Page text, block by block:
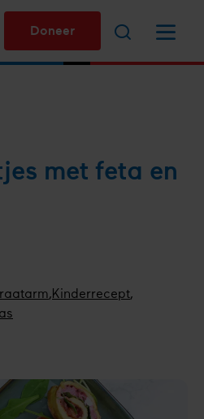
Doneer
met feta en
,Kinderrecept